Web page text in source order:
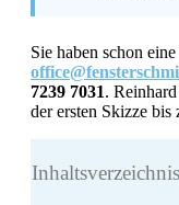
Sie haben schon
7239 7031.
der ersten Skizze
Inhaltsverzeichnis